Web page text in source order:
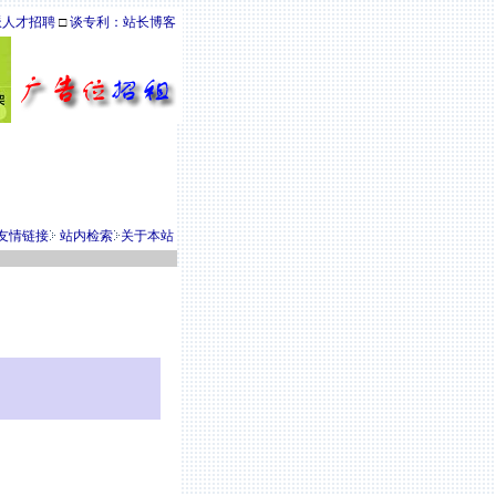
才招聘 □谈专利：站长博客
情链接 站内检索 关于本站